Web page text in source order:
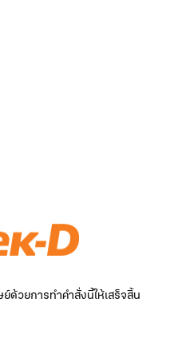
ด้วยการทำคำสั่งนี้ให้เสร็จสิ้น